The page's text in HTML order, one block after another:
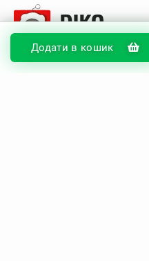
Додати в кошик